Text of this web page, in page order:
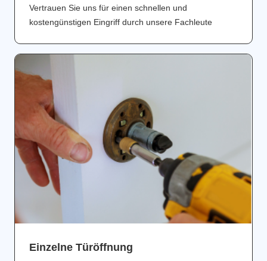
Vertrauen Sie uns für einen schnellen und
kostengünstigen Eingriff durch unsere Fachleute
Einzelne Türöffnung